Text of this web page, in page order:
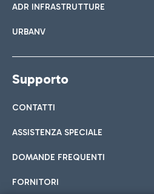
ADR INFRASTRUTTURE
URBANV
Supporto
CONTATTI
ASSISTENZA SPECIALE
DOMANDE FREQUENTI
FORNITORI